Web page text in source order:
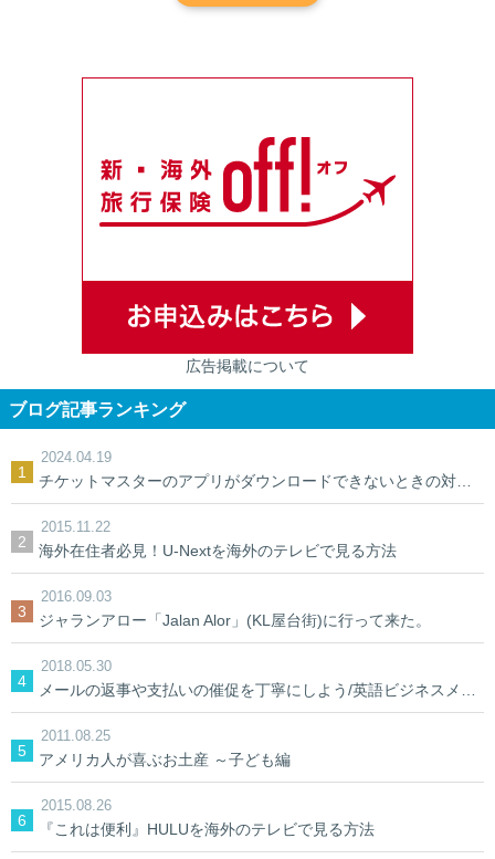
広告掲載について
ブログ記事ランキング
2024.04.19
チケットマスターのアプリがダウンロードできないときの対処法【裏ワザ】
2015.11.22
海外在住者必見！U-Nextを海外のテレビで見る方法
2016.09.03
ジャランアロー「Jalan Alor」(KL屋台街)に行って来た。
2018.05.30
メールの返事や支払いの催促を丁寧にしよう/英語ビジネスメール
2011.08.25
アメリカ人が喜ぶお土産 ～子ども編
2015.08.26
『これは便利』HULUを海外のテレビで見る方法